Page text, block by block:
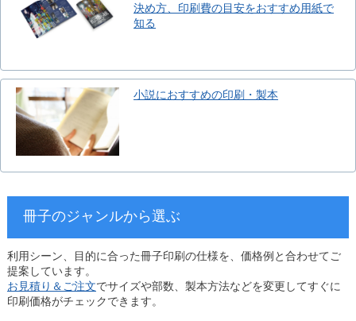
決め方、印刷費の目安をおすすめ用紙で
知る
小説におすすめの印刷・製本
冊子のジャンルから選ぶ
利用シーン、目的に合った冊子印刷の仕様を、価格例と合わせてご
提案しています。
お見積り＆ご注文でサイズや部数、製本方法などを変更してすぐに
印刷価格がチェックできます。